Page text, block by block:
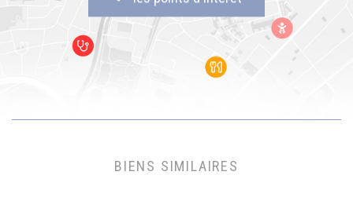
BIENS SIMILAIRES